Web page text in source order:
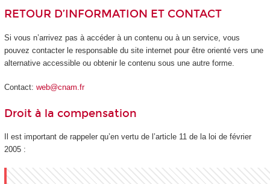
RETOUR D’INFORMATION ET CONTACT
Si vous n’arrivez pas à accéder à un contenu ou à un service, vous
pouvez contacter le responsable du site internet pour être orienté vers une
alternative accessible ou obtenir le contenu sous une autre forme.
Contact: web@cnam.fr
Droit à la compensation
Il est important de rappeler qu’en vertu de l’article 11 de la loi de février
2005 :